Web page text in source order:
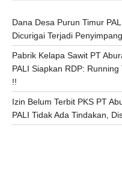
Dana Desa Purun Timur
Dicurigai Terjadi
Pabrik Kelapa Sawit PT
PALI Siapkan RDP:
!!
Izin Belum Terbit PKS PT
PALI Tidak Ada Tindakan,